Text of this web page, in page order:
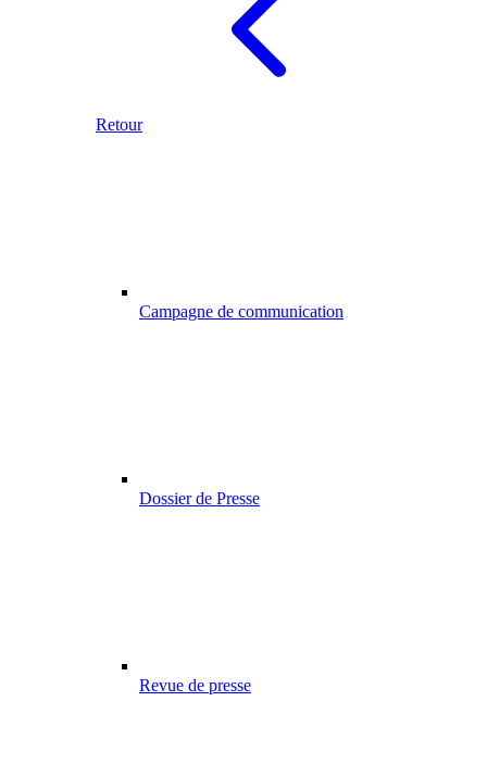
Retour
Campagne de communication
Dossier de Presse
Revue de presse